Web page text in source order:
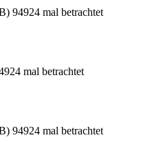
94924 mal betrachtet
mal betrachtet
94924 mal betrachtet